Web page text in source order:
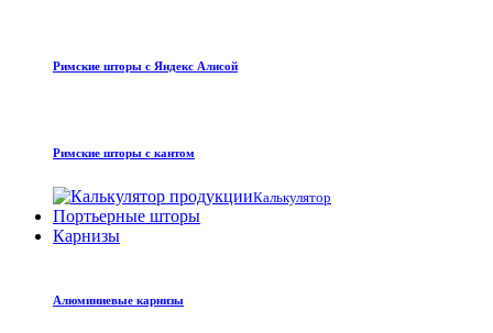
Римские шторы с Яндекс Алисой
Римские шторы с кантом
Калькулятор
Портьерные шторы
Карнизы
Алюминиевые карнизы